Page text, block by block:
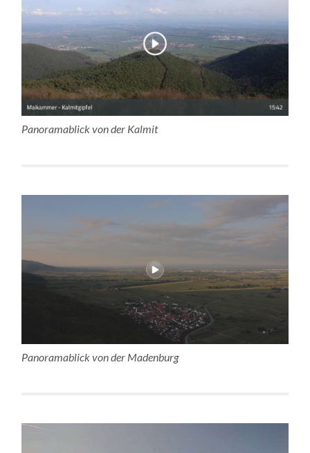
Panoramablick von der Kalmit
Panoramablick von der Madenburg